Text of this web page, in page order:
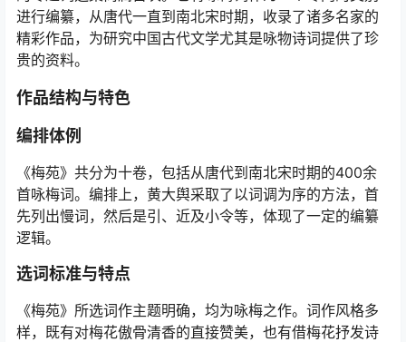
进行编纂，从唐代一直到南北宋时期，收录了诸多名家的
精彩作品，为研究中国古代文学尤其是咏物诗词提供了珍
贵的资料。
作品结构与特色
编排体例
《梅苑》共分为十卷，包括从唐代到南北宋时期的400余
首咏梅词。编排上，黄大舆采取了以词调为序的方法，首
先列出慢词，然后是引、近及小令等，体现了一定的编纂
逻辑。
选词标准与特点
《梅苑》所选词作主题明确，均为咏梅之作。词作风格多
样，既有对梅花傲骨清香的直接赞美，也有借梅花抒发诗